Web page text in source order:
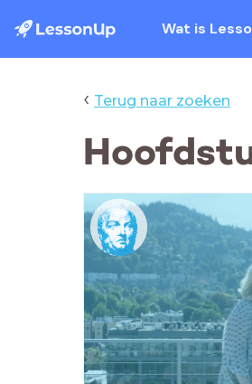
Wat is
‹ Terug naar zoeken